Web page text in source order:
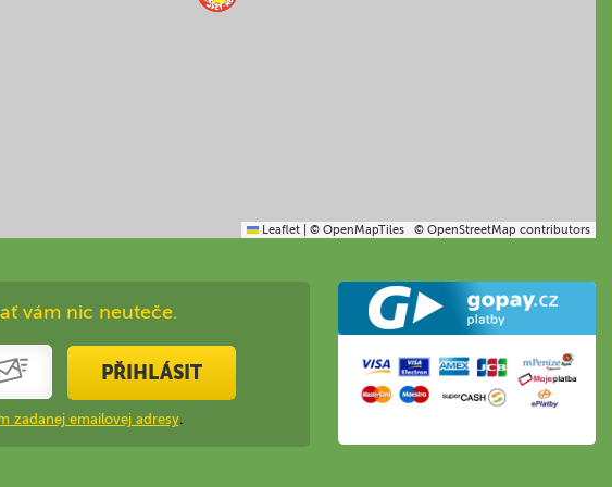
Leaflet © OpenMapTiles © OpenStreetMap contributors
vám nic neuteče.
PŘIHLÁSIT
zadanej emailovej adresy.